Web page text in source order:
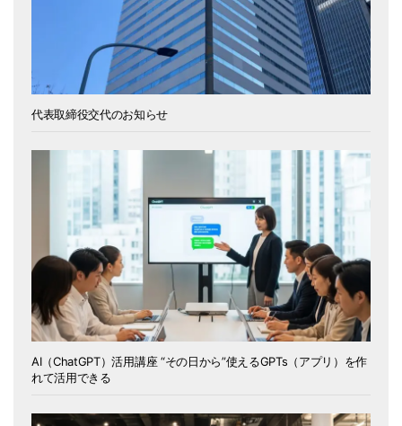
代表取締役交代のお知らせ
AI（ChatGPT）活用講座 “その日から”使えるGPTs（アプリ）を作
れて活用できる